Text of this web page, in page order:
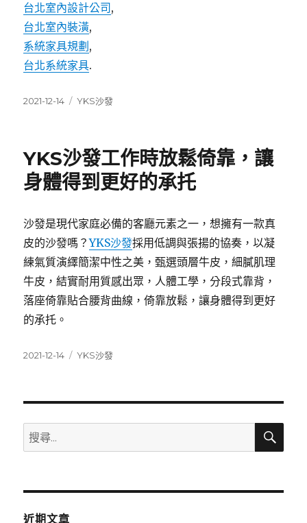
台北室內設計公司 ,
台北室內裝潢,
系統家具規劃 ,
台北系統家具.
發
2021-12-14
分
YKS沙發
YKS沙發工作時放鬆倚靠，讓
身體得到更好的承托
沙發是現代家庭必備的客廳元素之一，想擁有一款真
皮的沙發嗎？YKS沙發採用低調與張揚的協奏，以凝
練氣質演繹簡潔中性之美，甄選頭層牛皮，細膩肌理
牛皮，結實耐用質感出眾，人體工學，分段式靠背，
落座倚靠貼合腰背曲線，倚靠放鬆，讓身體得到更好
的承托。
發
2021-12-14
分
YKS沙發
搜
尋
鍵
搜
近期文章